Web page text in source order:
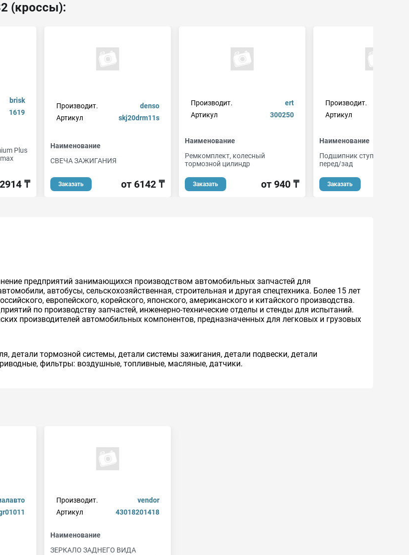
(кроссы):
brisk
1619
Plus
₸
Производит.
denso
Артикул
skj20drm11s
Наименование
СВЕЧА ЗАЖИГАНИЯ
Заказать от 6142 ₸
Производит.
ert
Артикул
300250
Наименование
Ремкомплект, колесный
тормозной цилиндр
Заказать от 940 ₸
Производит.
Артикул
Наименование
Подшипник ступицы,
перед/зад
Заказать
предприятий занимающихся производством автомобильных запчастей для
автобусы, сельскохозяйственная, строительная и другая спецтехника. Более 15 лет
европейского, корейского, японского, американского и китайского производства.
по производству запчастей, инженерно-технические отделы и стенды для испытаний.
производителей автомобильных компонентов, предназначенных для легковых и грузовых
детали тормозной системы, детали системы зажигания, детали подвески, детали
фильтры: воздушные, топливные, масляные, датчики.
Производит.
vendor
Артикул
43018201418
Наименование
ЗЕРКАЛО ЗАДНЕГО ВИДА